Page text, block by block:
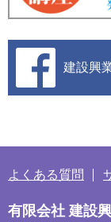
建設興
よくある質問
有限会社 建設